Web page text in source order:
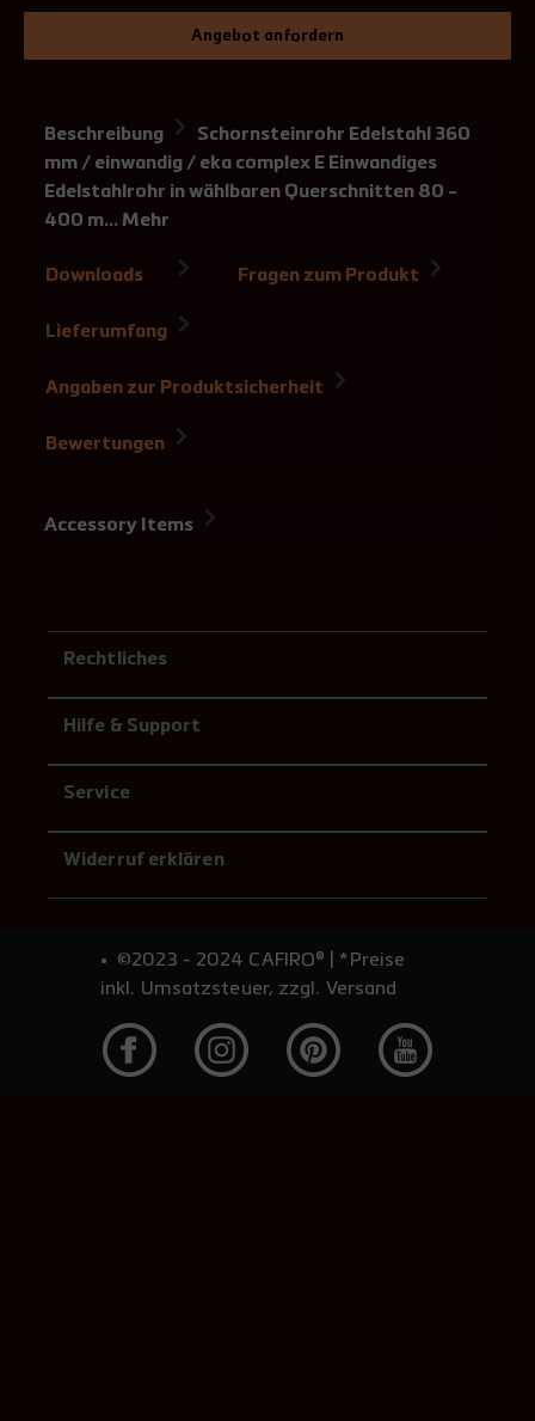
Angebot anfordern
Beschreibung
Schornsteinrohr Edelstahl 360
mm / einwandig / eka complex E Einwandiges
Edelstahlrohr in wählbaren Querschnitten 80 -
400 m… Mehr
Downloads Fragen zum Produkt
Lieferumfang
Angaben zur Produktsicherheit
Bewertungen
Accessory Items
Rechtliches
Hilfe & Support
Service
Widerruf erklären
©2023 - 2024 CAFIRO® | *Preise
inkl. Umsatzsteuer, zzgl. Versand